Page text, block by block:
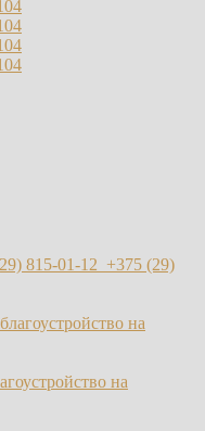
815-01-12 +375 (29)
на